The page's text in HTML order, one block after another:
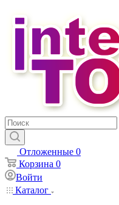
Отложенные 0
Корзина 0
Войти
Каталог